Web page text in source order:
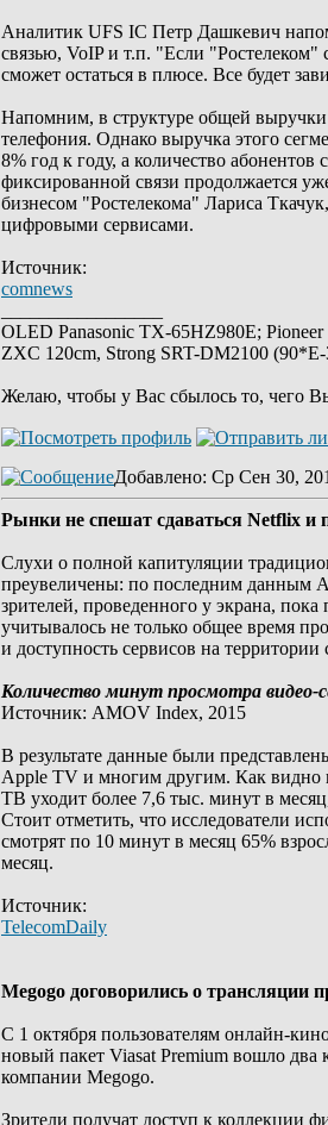
Аналитик UFS IC Петр Дашкевич
связью, VoIP и т.п. "Если "Ростелеком"
сможет остаться в плюсе. Все будет
Напомним, в структуре общей
телефония. Однако выручка этого
8% год к году, а количество
фиксированной связи продолжается
бизнесом "Ростелекома" Лариса
цифровыми сервисами.
Источник:
comnews
OLED Panasonic TX-65HZ980E;
ZXC 120cm, Strong SRT-DM2100
Желаю, чтобы у Вас сбылось то, чего
Добавлено: Ср Сен 30,
Рынки не спешат сдаваться Netflix
Слухи о полной капитуляции
преувеличены: по последним данным
зрителей, проведенного у экрана,
учитывалось не только общее время
и доступность сервисов на территории
Количество минут просмотра видео-
Источник: AMOV Index, 2015
В результате данные были
Apple TV и многим другим. Как видно
ТВ уходит более 7,6 тыс. минут в
Стоит отметить, что исследователи
смотрят по 10 минут в месяц 65%
месяц.
Источник:
TelecomDaily
Megogo договорились о трансляции
С 1 октября пользователям онлайн-
новый пакет Viasat Premium вошло
компании Megogo.
Зрители получат доступ к коллекции